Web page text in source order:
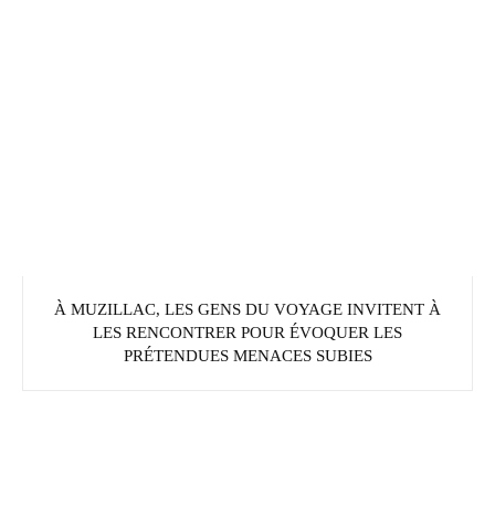
À MUZILLAC, LES GENS DU VOYAGE INVITENT À
LES RENCONTRER POUR ÉVOQUER LES
PRÉTENDUES MENACES SUBIES